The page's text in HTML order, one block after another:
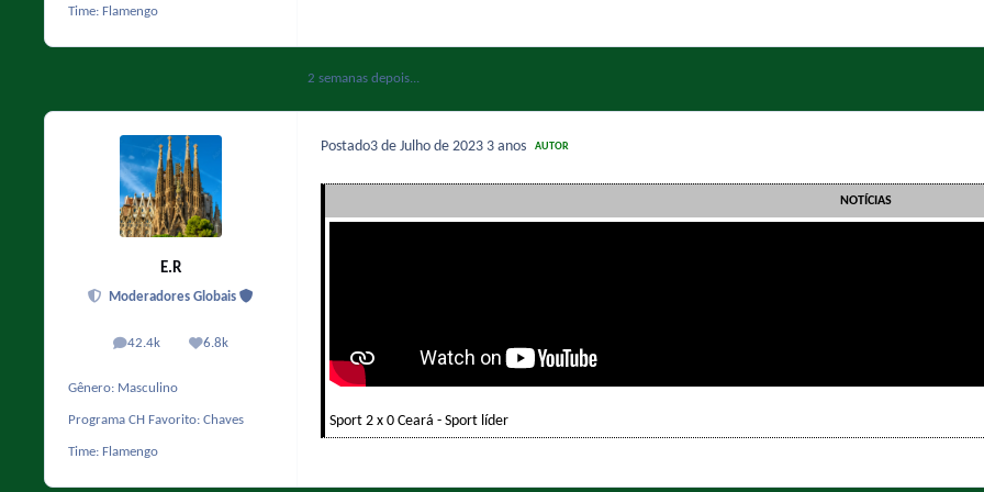
Time: Flamengo
2 semanas depois...
E.R
Moderadores Globais
42.4k
posts 6.8k
Reputação
Gênero: Masculino
Programa CH Favorito: Chaves
Time: Flamengo
Postado3 de Julho de 2023 3 anos AUTOR
NOTÍCIAS
Sport 2 x 0 Ceará - Sport líder